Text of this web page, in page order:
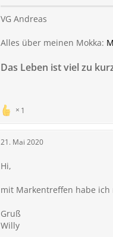
VG Andreas
Alles über meinen Mokka:
Das Leben ist viel zu
1
21. Mai 2020
Hi,
mit Markentreffen habe
Gruß
Willy